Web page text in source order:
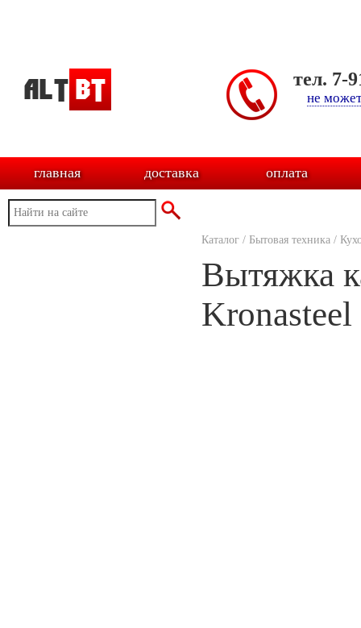
тел. 7-
не
главная доставка оплата
Каталог / Бытовая техника /
Вытяжка